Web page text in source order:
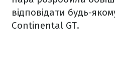
відповідати будь-
Continental GT.